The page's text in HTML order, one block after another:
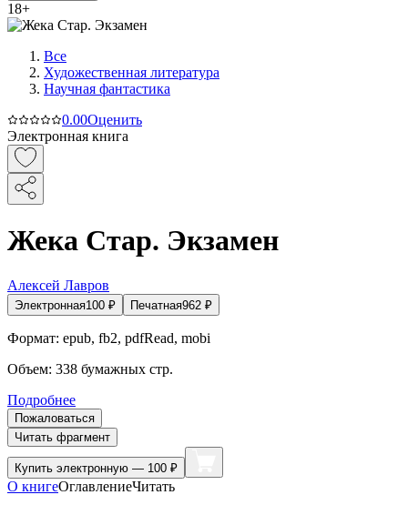
18+
Все
Художественная литература
Научная фантастика
0.00Оценить
Электронная книга
Жека Стар. Экзамен
Алексей Лавров
Электронная100 ₽ Печатная962 ₽
Формат: epub, fb2, pdfRead, mobi
Объем: 338 бумажных стр.
Подробнее
Пожаловаться
Читать фрагмент
Купить электронную — 100 ₽
О книгеОглавлениеЧитать